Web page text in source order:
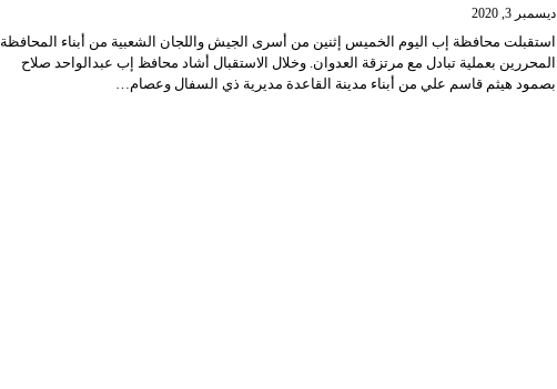
ديسمبر 3, 2020
استقبلت محافظة إب اليوم الخميس إثنين من أسرى الجيش واللجان الشعبية من أبناء المحافظة
المحررين بعملية تبادل مع مرتزقة العدوان. وخلال الاستقبال أشاد محافظ إب عبدالواحد صلاح
بصمود هيثم قاسم علي من أبناء مدينة القاعدة مديرية ذي السفال وعصام…